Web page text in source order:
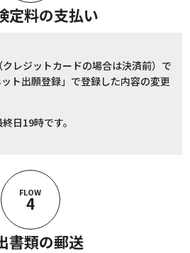
定料の支払い
レジットカードの場合は決済前）で
ト出願登録」で登録した内容の変更
日19時です。
FLOW
4
書類の郵送